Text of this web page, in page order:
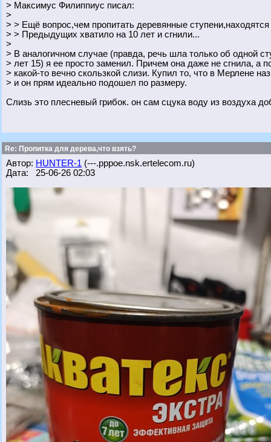
> Максимус Филиппиус писал:
>
> > Ещё вопрос,чем пропитать деревянные
> > Предыдущих хватило на 10 лет и сгнили...
>
> В аналогичном случае (правда, речь шла только об одной
> лет 15) я ее просто заменил. Причем она даже не сгнила, а
> какой-то вечно скользкой слизи. Купил то, что в Мерлене
> и он прям идеально подошел по размеру.
Слизь это плесневый грибок. он сам сцука воду из воздуха
Re: Пропитка для дерева,что взять?
Автор: HUNTER-1 (---.pppoe.nsk.ertelecom.ru)
Дата: 25-06-26 02:03